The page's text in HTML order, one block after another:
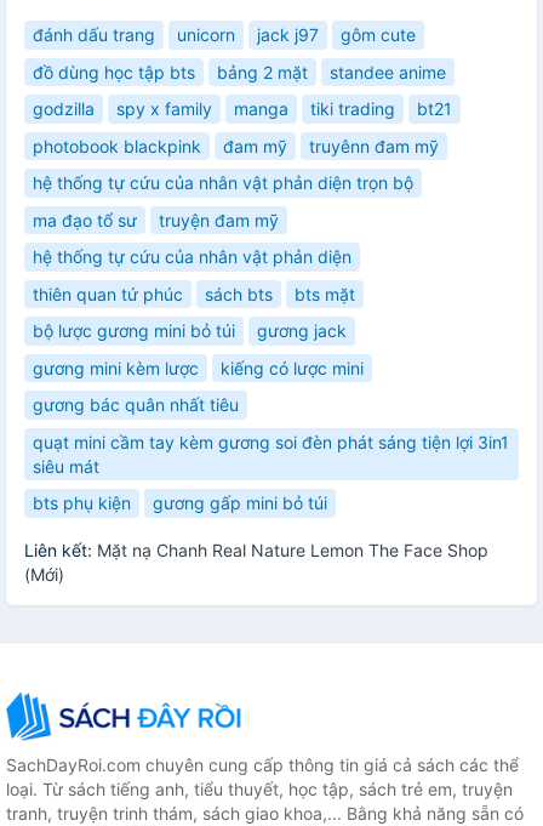
đánh dấu trang unicorn jack j97
gôm cute
đồ dùng học tập bts
bảng 2 mặt
standee anime
godzilla
spy x family manga tiki trading
bt21
photobook blackpink
đam mỹ
truyênn đam mỹ
hệ thống tự cứu của nhân vật phản diện trọn bộ
ma đạo tổ sư
truyện đam mỹ
hệ thống tự cứu của nhân vật phản diện
thiên quan tứ phúc
sách bts
bts mặt
bộ lược gương mini bỏ túi
gương jack
gương mini kèm lược
kiếng có lược mini
gương bác quân nhất tiêu
quạt mini cầm tay kèm gương soi đèn phát sáng tiện lợi 3in1
siêu mát
bts phụ kiện
gương gấp mini bỏ túi
Liên kết: Mặt nạ Chanh Real Nature Lemon The Face Shop
(Mới)
SachDayRoi.com chuyên cung cấp thông tin giá cả sách các thể
loại. Từ sách tiếng anh, tiểu thuyết, học tập, sách trẻ em, truyện
tranh, truyện trinh thám, sách giao khoa,... Bằng khả năng sẵn có